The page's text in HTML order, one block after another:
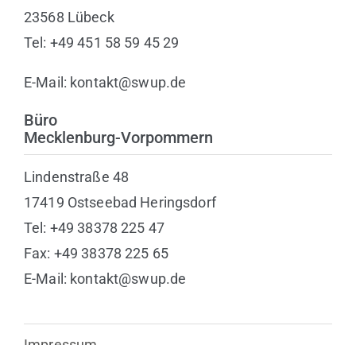
23568 Lübeck
Tel: +49 451 58 59 45 29
E-Mail: kontakt@swup.de
Büro
Mecklenburg-Vorpommern
Lindenstraße 48
17419 Ostseebad Heringsdorf
Tel: +49 38378 225 47
Fax: +49 38378 225 65
E-Mail: kontakt@swup.de